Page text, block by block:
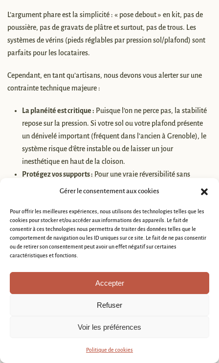
Gérer le consentement aux cookies
Pour offrir les meilleures expériences, nous utilisons des technologies telles que les
cookies pour stocker et/ou accéder aux informations des appareils. Le fait de
consentir à ces technologies nous permettra de traiter des données telles que le
comportement de navigation ou les ID uniques sur ce site. Le fait de ne pas consentir
ou de retirer son consentement peut avoir un effet négatif sur certaines
caractéristiques et fonctions.
Accepter
Refuser
Voir les préférences
Politique de cookies
L’argument phare est la simplicité : « pose debout » en kit, pas de
poussière, pas de gravats de plâtre et surtout, pas de trous. Les
systèmes de vérins (pieds réglables par pression sol/plafond) sont
parfaits pour les locataires.
Cependant, en tant qu’artisans, nous devons vous alerter sur une
contrainte technique majeure :
La planéité est critique : Puisque l’on ne perce pas, la stabilité
repose sur la pression. Si votre sol ou votre plafond présente
un dénivelé important (fréquent dans l’ancien à Grenoble), le
système risque d’être instable ou de laisser un jour
inesthétique en haut de la cloison.
Protégez vos supports : Pour une vraie réversibilité sans
dégâts, l’utilisation de
patins ou de joints spécifiques
marques de pression permanentes sur votre parquet ou votre
faux-plafond.
3. Isolation : Soyons clairs sur les
performances
Il est essentiel de ne pas se tromper d’objectif. Si la cloison
amovible est excellente pour couper la vue, elle ne coupe pas le son.
Performance Pourquoi ?
Occulte parfaitement l’espace